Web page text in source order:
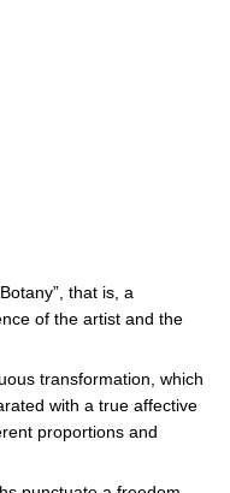
that is, a
of the artist and the
transformation, which
with a true affective
proportions and